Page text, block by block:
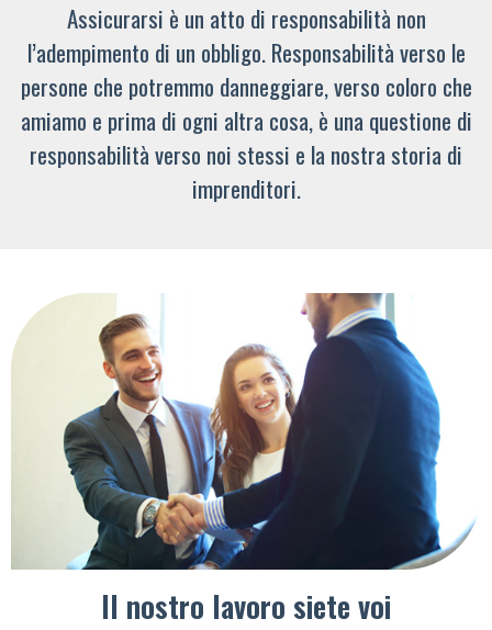
Assicurarsi è un atto di responsabilità non
l’adempimento di un obbligo. Responsabilità verso le
persone che potremmo danneggiare, verso coloro che
amiamo e prima di ogni altra cosa, è una questione di
responsabilità verso noi stessi e la nostra storia di
imprenditori.
Il nostro lavoro siete voi